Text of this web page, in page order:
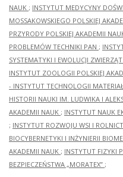
NAUK ; INSTYTUT MEDYCYNY
MOSSAKOWSKIEGO POLSKIEJ
PRZYRODY POLSKIEJ AKADEMII
PROBLEMÓW TECHNIKI PAN ;
SYSTEMATYKI I EWOLUCJI
INSTYTUT ZOOLOGII POLSKIEJ
- INSTYTUT TECHNOLOGII
HISTORII NAUKI IM. LUDWIKA I
AKADEMII NAUK ; INSTYTUT NAUK
; INSTYTUT ROZWOJU WSI I
BIOCYBERNETYKI I INŻYNIERII
AKADEMII NAUK ; INSTYTUT FIZYKI
BEZPIECZEŃSTWA „MORATEX” ;